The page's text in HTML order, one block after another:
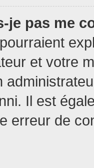
je pas me
et votre
Il est
erreur de